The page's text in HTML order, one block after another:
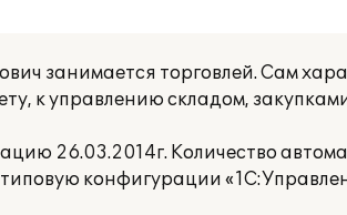
занимается торговлей. Сам
к управлению складом,
26.03.2014г. Количество
конфигурации